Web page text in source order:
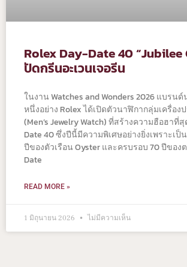
Rolex Day-Date 40 “Jubilee
ปัดกรีนอะเวนเจอรีน
ในงาน Watches and Wonders 2026 แบรน
หนึ่งอย่าง Rolex ได้เปิดตัวนาฬิกากลุ่มเครื่อง
(Men’s Jewelry Watch) ที่สร้างความฮือฮาที่
Date 40 ซึ่งปีนี้มีความพิเศษอย่างยิ่งเพราะเป็
ปีของตัวเรือน Oyster และครบรอบ 70 ปีของ
Date
READ MORE »
1 มิถุนายน 2026 ไม่มีความเห็น